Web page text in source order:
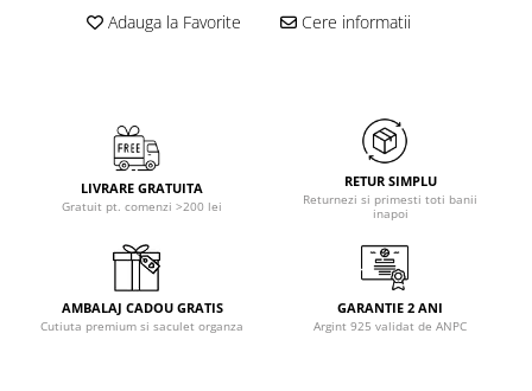
Adauga la Favorite Cere informatii
LIVRARE GRATUITA
Gratuit pt. comenzi >200 lei
RETUR SIMPLU
Returnezi si primesti toti banii
inapoi
AMBALAJ CADOU GRATIS
Cutiuta premium si saculet organza
GARANTIE 2 ANI
Argint 925 validat de ANPC